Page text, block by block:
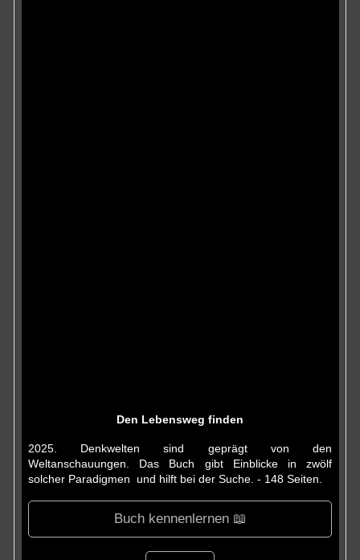
Den Lebensweg finden
2025. Denkwelten sind geprägt von den
Weltanschauungen. Das Buch gibt Einblicke in zwölf
solcher Paradigmen und hilft bei der Suche. - 148 Seiten.
Buch kennenlernen 📖